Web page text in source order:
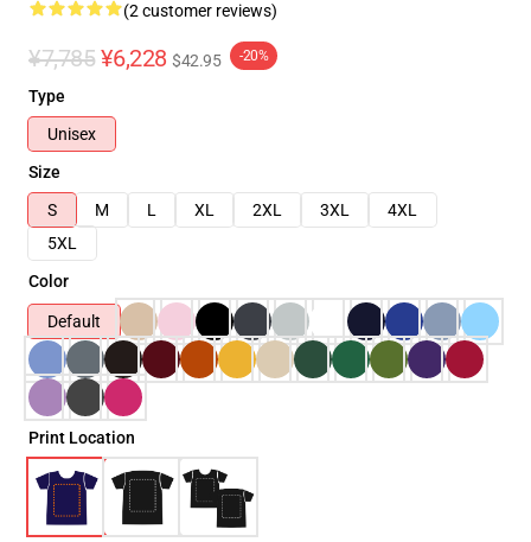
(2 customer reviews)
¥7,785 ¥6,228 $42.95 -20%
Type
Unisex
Size
S
M L XL 2XL 3XL
4XL
5XL
Color
Default
Print Location